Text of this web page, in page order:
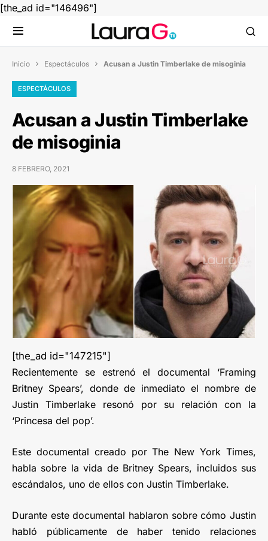
[the_ad id="146496"]
Inicio  Espectáculos  Acusan a Justin Timberlake de misoginia
ESPECTÁCULOS
Acusan a Justin Timberlake
de misoginia
8 FEBRERO, 2021
[the_ad id="147215"]
Recientemente se estrenó el documental ‘Framing
Britney Spears’, donde de inmediato el nombre de
Justin Timberlake resonó por su relación con la
‘Princesa del pop’.
Este documental creado por The New York Times,
habla sobre la vida de Britney Spears, incluidos sus
escándalos, uno de ellos con Justin Timberlake.
Durante este documental hablaron sobre cómo Justin
habló públicamente de haber tenido relaciones